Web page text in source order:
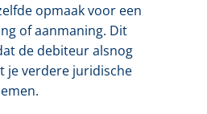
opmaak voor een
of aanmaning. Dit
de debiteur alsnog
je verdere juridische